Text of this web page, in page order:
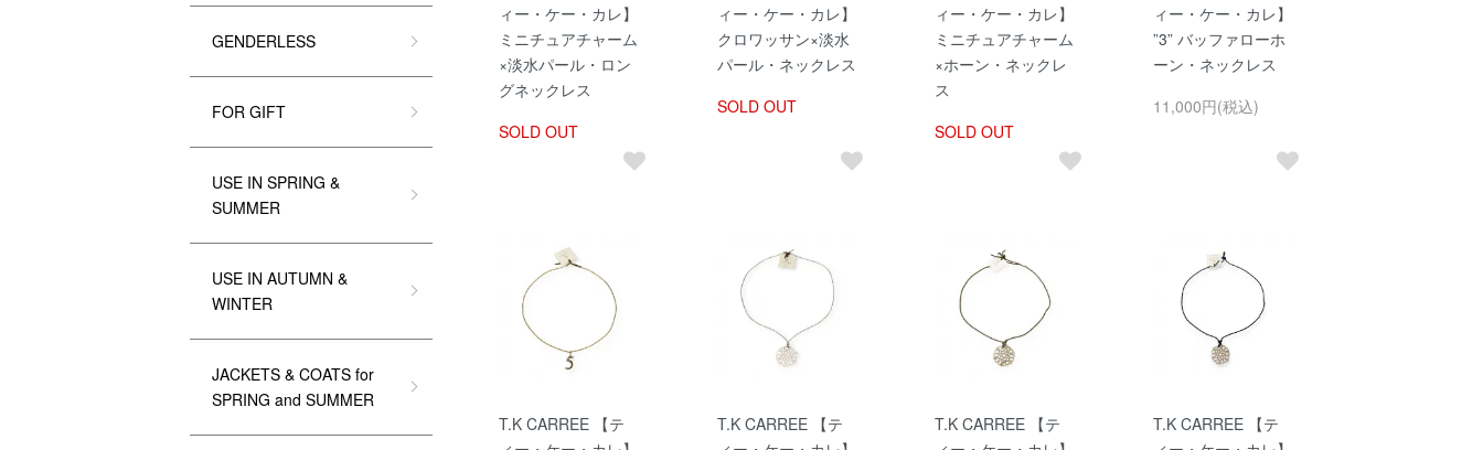
ィー・ケー・カレ】
ミニチュアチャーム
×淡水パール・ロン
グネックレス
SOLD OUT
ィー・ケー・カレ】
クロワッサン×淡水
パール・ネックレス
SOLD OUT
ィー・ケー・カレ】
ミニチュアチャーム
×ホーン・ネックレ
ス
SOLD OUT
ィー・ケー・カレ】
”3” バッファローホ
ーン・ネックレス
11,000円(税込)
T.K CARREE 【テ
T.K CARREE 【テ
T.K CARREE 【テ
T.K CARREE 【テ
GENDERLESS
FOR GIFT
USE IN SPRING &
SUMMER
USE IN AUTUMN &
WINTER
JACKETS & COATS for
SPRING and SUMMER